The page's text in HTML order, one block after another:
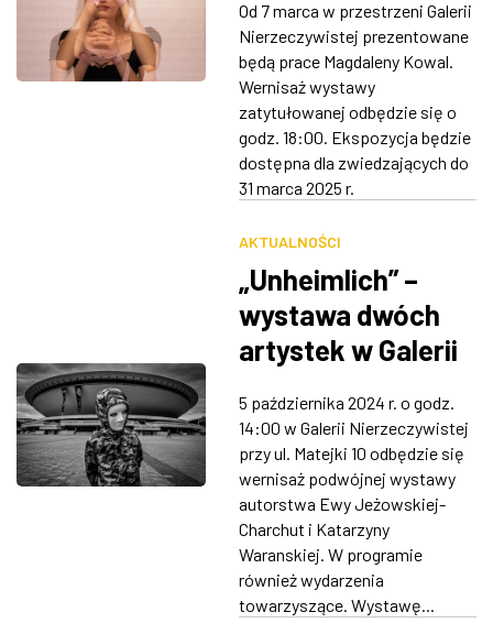
ZDJĘCIA
W RZESZOWIE
RSF
Od 7 marca w przestrzeni Galerii
Nierzeczywistej prezentowane
będą prace Magdaleny Kowal.
Wernisaż wystawy
zatytułowanej odbędzie się o
godz. 18:00. Ekspozycja będzie
dostępna dla zwiedzających do
31 marca 2025 r.
AKTUALNOŚCI
„Unheimlich” –
wystawa dwóch
artystek w Galerii
Wernisaż 5
października
5 października 2024 r. o godz.
14:00 w Galerii Nierzeczywistej
przy ul. Matejki 10 odbędzie się
wernisaż podwójnej wystawy
autorstwa Ewy Jeżowskiej-
Charchut i Katarzyny
Waranskiej. W programie
również wydarzenia
towarzyszące. Wystawę...